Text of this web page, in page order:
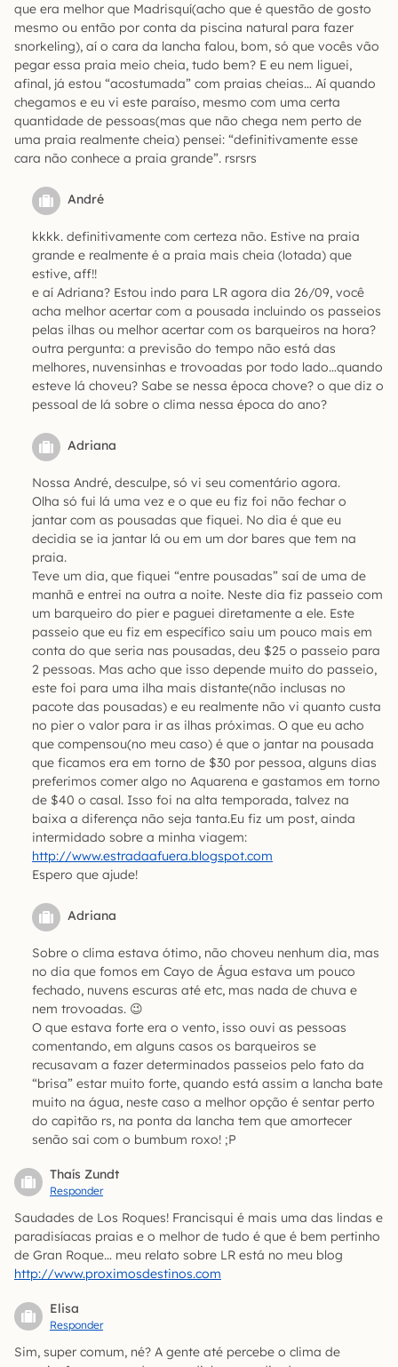
que era melhor que Madrisquí(acho que é questão de gosto
mesmo ou então por conta da piscina natural para fazer
snorkeling), aí o cara da lancha falou, bom, só que vocês vão
pegar essa praia meio cheia, tudo bem? E eu nem liguei,
afinal, já estou “acostumada” com praias cheias… Aí quando
chegamos e eu vi este paraíso, mesmo com uma certa
quantidade de pessoas(mas que não chega nem perto de
uma praia realmente cheia) pensei: “definitivamente esse
cara não conhece a praia grande”. rsrsrs
André
kkkk. definitivamente com certeza não. Estive na praia
grande e realmente é a praia mais cheia (lotada) que
estive, aff!!
e aí Adriana? Estou indo para LR agora dia 26/09, você
acha melhor acertar com a pousada incluindo os passeios
pelas ilhas ou melhor acertar com os barqueiros na hora?
outra pergunta: a previsão do tempo não está das
melhores, nuvensinhas e trovoadas por todo lado…quando
esteve lá choveu? Sabe se nessa época chove? o que diz o
pessoal de lá sobre o clima nessa época do ano?
Adriana
Nossa André, desculpe, só vi seu comentário agora.
Olha só fui lá uma vez e o que eu fiz foi não fechar o
jantar com as pousadas que fiquei. No dia é que eu
decidia se ia jantar lá ou em um dor bares que tem na
praia.
Teve um dia, que fiquei “entre pousadas” saí de uma de
manhã e entrei na outra a noite. Neste dia fiz passeio com
um barqueiro do pier e paguei diretamente a ele. Este
passeio que eu fiz em específico saiu um pouco mais em
conta do que seria nas pousadas, deu $25 o passeio para
2 pessoas. Mas acho que isso depende muito do passeio,
este foi para uma ilha mais distante(não inclusas no
pacote das pousadas) e eu realmente não vi quanto custa
no pier o valor para ir as ilhas próximas. O que eu acho
que compensou(no meu caso) é que o jantar na pousada
que ficamos era em torno de $30 por pessoa, alguns dias
preferimos comer algo no Aquarena e gastamos em torno
de $40 o casal. Isso foi na alta temporada, talvez na
baixa a diferença não seja tanta.Eu fiz um post, ainda
intermidado sobre a minha viagem:
http://www.estradaafuera.blogspot.com
Espero que ajude!
Adriana
Sobre o clima estava ótimo, não choveu nenhum dia, mas
no dia que fomos em Cayo de Água estava um pouco
fechado, nuvens escuras até etc, mas nada de chuva e
nem trovoadas. 😉
O que estava forte era o vento, isso ouvi as pessoas
comentando, em alguns casos os barqueiros se
recusavam a fazer determinados passeios pelo fato da
“brisa” estar muito forte, quando está assim a lancha bate
muito na água, neste caso a melhor opção é sentar perto
do capitão rs, na ponta da lancha tem que amortecer
senão sai com o bumbum roxo! ;P
Thaís Zundt
Responder
Saudades de Los Roques! Francisqui é mais uma das lindas e
paradisíacas praias e o melhor de tudo é que é bem pertinho
de Gran Roque… meu relato sobre LR está no meu blog
http://www.proximosdestinos.com
Elisa
Responder
Sim, super comum, né? A gente até percebe o clima de